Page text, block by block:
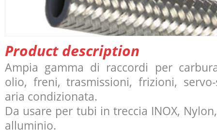
Product description
Ampia gamma di raccordi per
olio, freni, trasmissioni, frizioni,
aria condizionata.
Da usare per tubi in treccia INOX,
alluminio.